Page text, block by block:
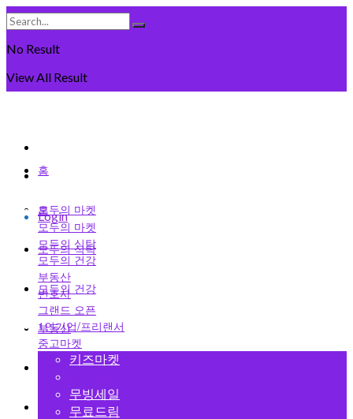
No Result
View All Result
로그인
Login
홈
모두의 마켓
모두의 식탁
모두의 건강
부동산
변호사
그랜드 오픈
홈
모두의 마켓
모두의 식탁
모두의 건강
부동산
변호사
그랜드 오픈
1인기업/프리랜서
중고마켓
키즈마켓
무빙세일
무료드림